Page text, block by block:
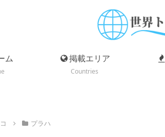
ム
掲載エリア
Countries
プラハ